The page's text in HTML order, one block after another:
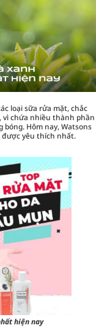
loại sữa rửa mặt, chắc
vì chứa nhiều thành phần
bóng. Hôm nay,Watsons
yêu thích nhất.
hiện nay